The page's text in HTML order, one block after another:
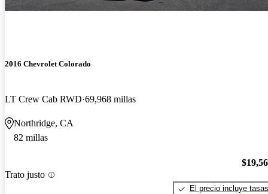
2016 Chevrolet Colorado
LT Crew Cab RWD 69,968 millas
Northridge, CA
82 millas
Trato justo
El precio incluye tasas